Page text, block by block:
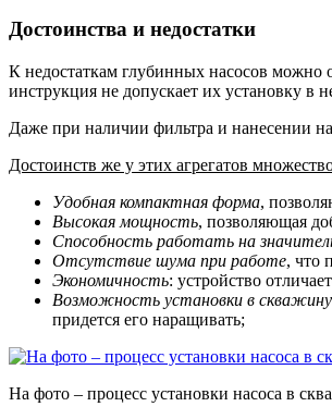
Достоинства и недостатки
К недостаткам глубинных насосов можно
инструкция не допускает их установку в
Даже при наличии фильтра и нанесении
Достоинств же у этих агрегатов
Удобная компактная форма,
Высокая мощность, позволяющая
Способность работать на
Отсутствие шума при работе, что
Экономичность: устройство
Возможность установки в
придется его наращивать;
На фото – процесс установки насоса в